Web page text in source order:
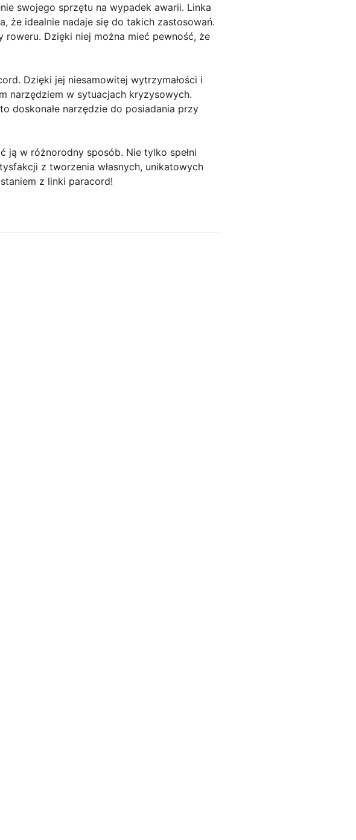
swojego sprzętu na wypadek awarii. Linka
że idealnie nadaje się do takich zastosowań.
Dzięki niej można mieć pewność, że
Dzięki jej niesamowitej wytrzymałości i
narzędziem w sytuacjach kryzysowych.
doskonałe narzędzie do posiadania przy
w różnorodny sposób. Nie tylko spełni
z tworzenia własnych, unikatowych
z linki paracord!